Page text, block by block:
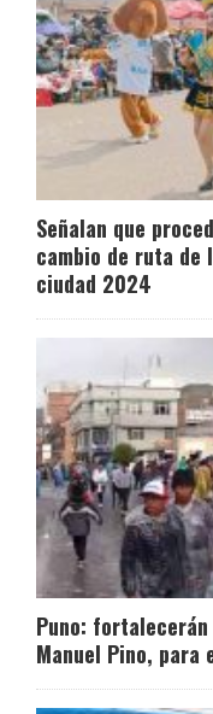
Señalan que
cambio de ruta de
ciudad 2024
Puno:
Manuel Pino, para